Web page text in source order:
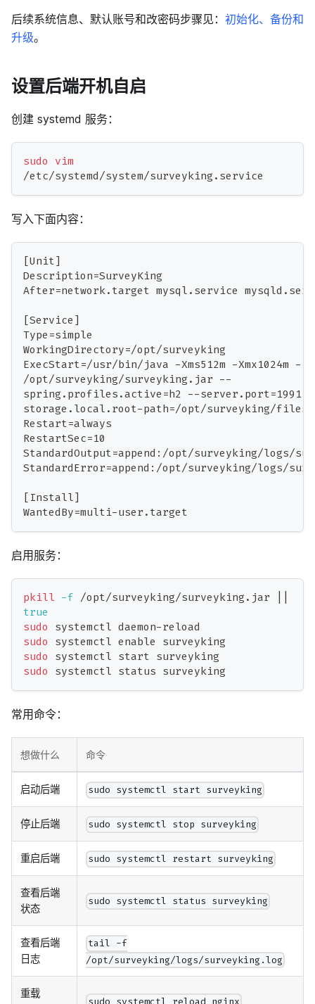
后续系统信息、默认账号和改密码步骤见： 初始化、备份和
升级。
设置后端开机自启
创建 systemd 服务：
sudo vim
/etc/systemd/system/surveyking.service
写入下面内容：
[Unit]
Description=SurveyKing
After=network.target mysql.service
[Service]
Type=simple
WorkingDirectory=/opt/surveyking
ExecStart=/usr/bin/java -Xms512m -Xmx1024m -
/opt/surveyking/surveyking.jar --
spring.profiles.active=h2 --
storage.local.root-path=/opt/surveyking/files
Restart=always
RestartSec=10
StandardOutput=append:/opt/surveyking/logs/
StandardError=append:/opt/surveyking/logs/
[Install]
WantedBy=multi-user.target
启用服务：
pkill -f /opt/surveyking/surveyking.jar
true
sudo systemctl daemon-reload
sudo systemctl enable surveyking
sudo systemctl start surveyking
sudo systemctl status surveyking
常用命令：
想做什么 命令
启动后端 sudo systemctl start surveyking
停止后端 sudo systemctl stop surveyking
重启后端 sudo systemctl restart surveyking
查看后端
状态
sudo systemctl status surveyking
查看后端
日志
tail -f
/opt/surveyking/logs/surveyking.log
重载